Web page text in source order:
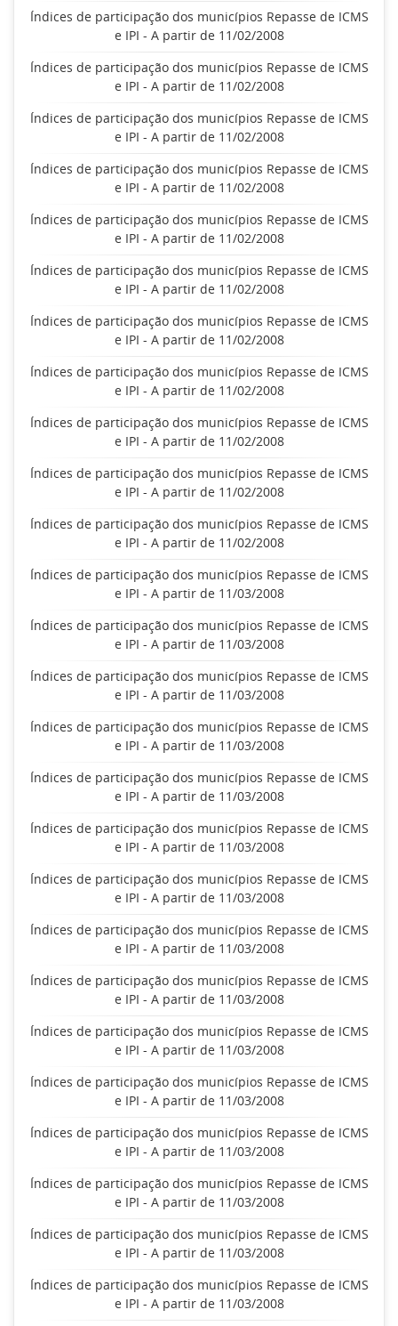
Índices de participação dos municípios Repasse de ICMS
e IPI - A partir de 11/02/2008
Índices de participação dos municípios Repasse de ICMS
e IPI - A partir de 11/02/2008
Índices de participação dos municípios Repasse de ICMS
e IPI - A partir de 11/02/2008
Índices de participação dos municípios Repasse de ICMS
e IPI - A partir de 11/02/2008
Índices de participação dos municípios Repasse de ICMS
e IPI - A partir de 11/02/2008
Índices de participação dos municípios Repasse de ICMS
e IPI - A partir de 11/02/2008
Índices de participação dos municípios Repasse de ICMS
e IPI - A partir de 11/02/2008
Índices de participação dos municípios Repasse de ICMS
e IPI - A partir de 11/02/2008
Índices de participação dos municípios Repasse de ICMS
e IPI - A partir de 11/02/2008
Índices de participação dos municípios Repasse de ICMS
e IPI - A partir de 11/02/2008
Índices de participação dos municípios Repasse de ICMS
e IPI - A partir de 11/02/2008
Índices de participação dos municípios Repasse de ICMS
e IPI - A partir de 11/03/2008
Índices de participação dos municípios Repasse de ICMS
e IPI - A partir de 11/03/2008
Índices de participação dos municípios Repasse de ICMS
e IPI - A partir de 11/03/2008
Índices de participação dos municípios Repasse de ICMS
e IPI - A partir de 11/03/2008
Índices de participação dos municípios Repasse de ICMS
e IPI - A partir de 11/03/2008
Índices de participação dos municípios Repasse de ICMS
e IPI - A partir de 11/03/2008
Índices de participação dos municípios Repasse de ICMS
e IPI - A partir de 11/03/2008
Índices de participação dos municípios Repasse de ICMS
e IPI - A partir de 11/03/2008
Índices de participação dos municípios Repasse de ICMS
e IPI - A partir de 11/03/2008
Índices de participação dos municípios Repasse de ICMS
e IPI - A partir de 11/03/2008
Índices de participação dos municípios Repasse de ICMS
e IPI - A partir de 11/03/2008
Índices de participação dos municípios Repasse de ICMS
e IPI - A partir de 11/03/2008
Índices de participação dos municípios Repasse de ICMS
e IPI - A partir de 11/03/2008
Índices de participação dos municípios Repasse de ICMS
e IPI - A partir de 11/03/2008
Índices de participação dos municípios Repasse de ICMS
e IPI - A partir de 11/03/2008